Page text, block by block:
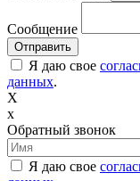
Сообщение
Я даю свое
данных.
X
x
Обратный звонок
Я даю свое